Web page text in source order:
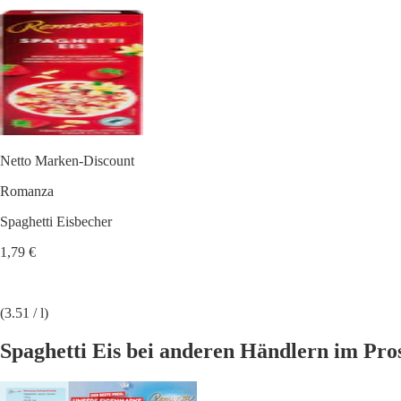
Netto Marken-Discount
Romanza
Spaghetti Eisbecher
1,79 €
(3.51 / l)
Spaghetti Eis bei anderen Händlern im